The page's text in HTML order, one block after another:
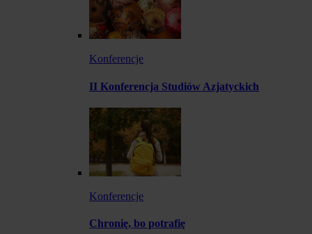
Konferencje
II Konferencja Studiów Azjatyckich
Konferencje
Chronię, bo potrafię